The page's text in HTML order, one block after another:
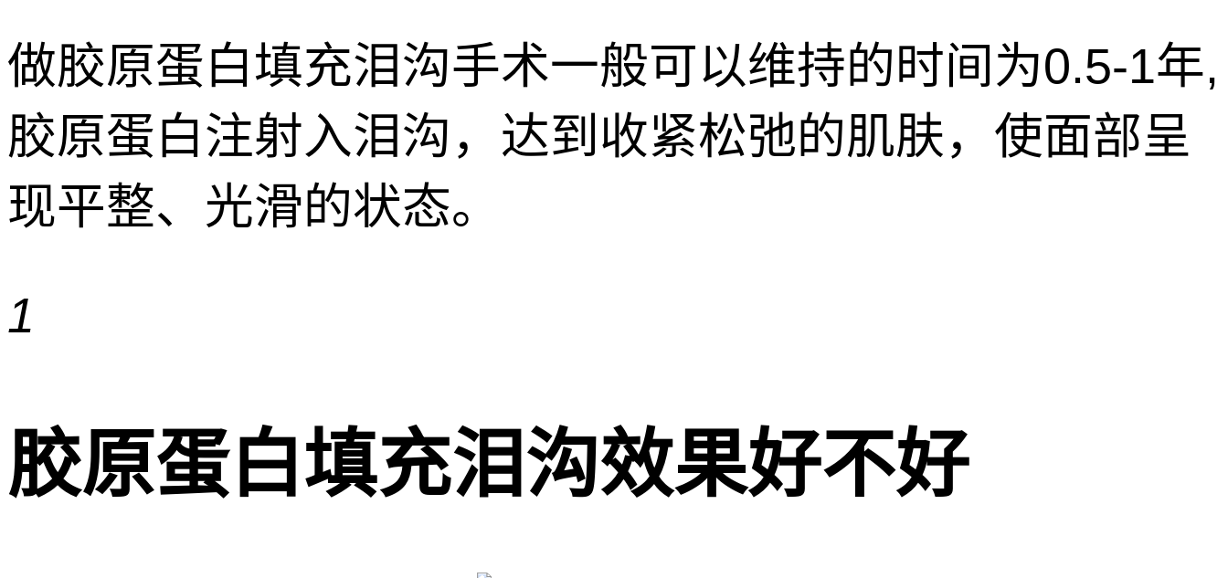
做胶原蛋白填充泪沟手术一般可以维持的时间为0.5-1年,
胶原蛋白注射入泪沟，达到收紧松弛的肌肤，使面部呈
现平整、光滑的状态。
1
胶原蛋白填充泪沟效果好不好